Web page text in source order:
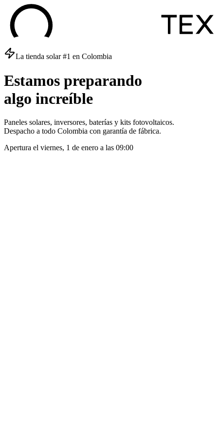
La tienda solar #1 en Colombia
Estamos preparando
algo increíble
Paneles solares, inversores, baterías y kits fotovoltaicos.
Despacho a todo Colombia con garantía de fábrica.
Apertura el viernes, 1 de enero a las 09:00